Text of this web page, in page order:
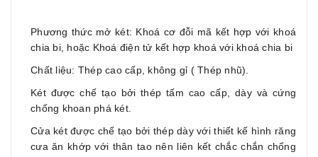
Phương thức mở két: Khoá cơ đỗi mã kết hợp với khoá
chia bi, hoặc Khoá điện tử kết hợp khoá với khoá chia bi
Chất liệu: Thép cao cấp, không gỉ ( Thép nhũ).
Két được chế tạo bởi thép tấm cao cấp, dày và cứng
chống khoan phá két.
Cửa két được chế tạo bởi thép dày với thiết kế hình răng
cưa ăn khớp với thân tao nên liên kết chắc chắn chống